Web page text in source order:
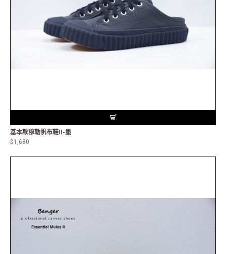
基本款穆勒帆布鞋II-墨
$1,680